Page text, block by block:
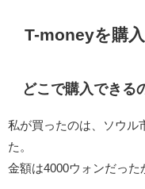
T-moneyを購入
どこで購入できる
私が買ったのは、ソウル
た。
金額は4000ウォンだった